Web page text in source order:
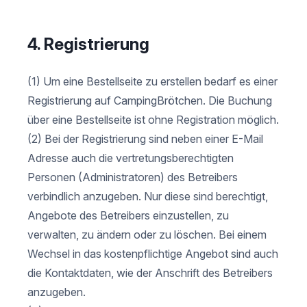
4. Registrierung
(1) Um eine Bestellseite zu erstellen bedarf es einer
Registrierung auf CampingBrötchen. Die Buchung
über eine Bestellseite ist ohne Registration möglich.
(2) Bei der Registrierung sind neben einer E-Mail
Adresse auch die vertretungsberechtigten
Personen (Administratoren) des Betreibers
verbindlich anzugeben. Nur diese sind berechtigt,
Angebote des Betreibers einzustellen, zu
verwalten, zu ändern oder zu löschen. Bei einem
Wechsel in das kostenpflichtige Angebot sind auch
die Kontaktdaten, wie der Anschrift des Betreibers
anzugeben.